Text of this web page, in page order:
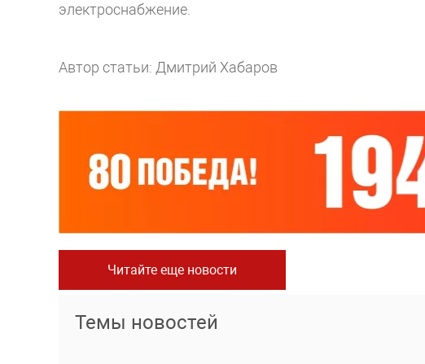
электроснабжение.
Автор статьи: Дмитрий Хабаров
Читайте еще новости
Темы новостей